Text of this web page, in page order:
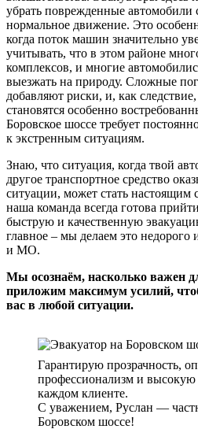
убрать поврежденные автомобили
нормальное движение. Это
когда поток машин значительно
учитывать, что в этом районе
комплексов, и многие
выезжать на природу. Сложные
добавляют риски, и, как
становятся особенно
Боровское шоссе требует
к экстренным ситуациям.
Знаю, что ситуация, когда твой
другое транспортное средство
ситуации, может стать настоящим
наша команда всегда готова
быструю и качественную
главное – мы делаем это недорого
и МО.
Мы осознаём, насколько важен
приложим максимум усилий,
вас в любой ситуации.
Гарантирую прозрачность,
профессионализм и высокую
каждом клиенте.
С уважением, Руслан —
Боровском шоссе!